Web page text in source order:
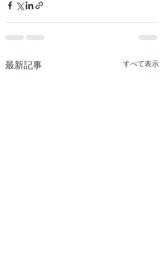
最新記事 すべて表示